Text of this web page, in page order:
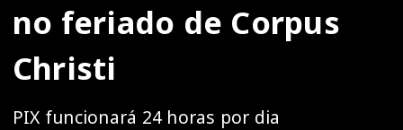
no feriado de Corpus
Christi
PIX funcionará 24 horas por dia